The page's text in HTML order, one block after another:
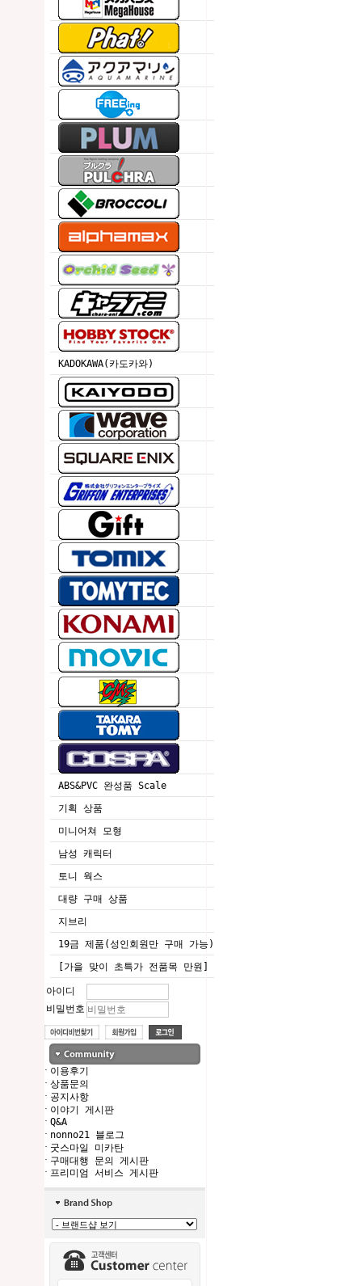
KADOKAWA(카도카와)
ABS&PVC 완성품 Scale
기획 상품
미니어쳐 모형
남성 캐릭터
토니 웍스
대량 구매 상품
지브리
19금 제품(성인회원만 구매 가능)
[가을 맞이 초특가 전품목 만원]
아이디
비밀번호
· 이용후기
· 상품문의
· 공지사항
· 이야기 게시판
· Q&A
· nonno21 블로그
· 굿스마일 미카탄
· 구매대행 문의 게시판
· 프리미엄 서비스 게시판